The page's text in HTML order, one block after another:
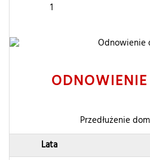
1
ODNOWIENIE
Przedłużenie
Lata